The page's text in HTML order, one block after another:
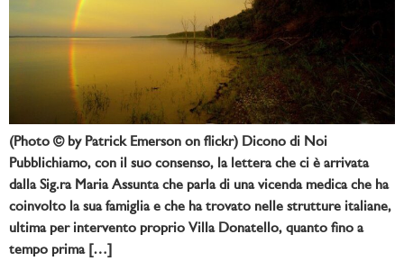
(Photo © by Patrick Emerson on flickr) Dicono di Noi
Pubblichiamo, con il suo consenso, la lettera che ci è arrivata
dalla Sig.ra Maria Assunta che parla di una vicenda medica che ha
coinvolto la sua famiglia e che ha trovato nelle strutture italiane,
ultima per intervento proprio Villa Donatello, quanto fino a
tempo prima […]